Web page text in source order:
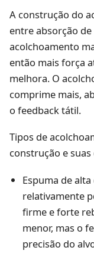
A construção do
entre absorção
acolchoamento
então mais força
melhora. O
comprime mais,
o feedback tátil.
Tipos de
construção e
Espuma de
relativamente
firme e forte
menor, mas o
precisão do